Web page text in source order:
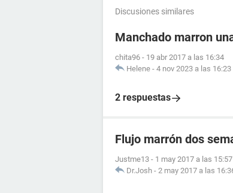
Discusiones similares
Manchado marron
chita96 - 19 abr 2017 a las 16:34
Helene - 4 nov 2023 a las 16:23
2 respuestas
Flujo marrón dos
Justme13 - 1 may 2017 a las 15:57
Dr.Josh - 2 may 2017 a las